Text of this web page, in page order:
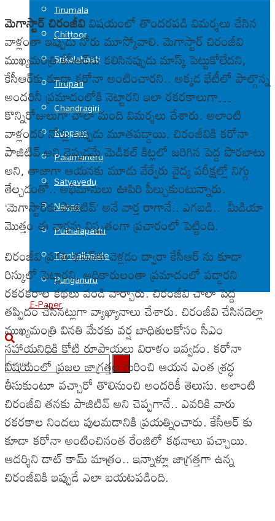
Tirumala
Chittoor
Srikalahasti
Tirupati
Chandragiri
Kuppam
Palamaneru
Satyavedu
Nagari
Puthalapattu
Tamballapalle
Punganuru
E-Paper
No Result
View All Result
మెగాస్టార్ చిరంజీవివిషయంలో తొందరపడి విమర్శలు చేసిన
వాళ్లంతా ఇప్పుడు నోరు మూస్కోవాలి. మెగాస్టార్ చిరంజీవి
ముఖ్యమంత్రి కేసీఆర్‌ను కలిసినప్పుడు మాస్క్ పెట్టుకోలేదని,
కేసీఆర్‌కు కూడా కరోనా అంటించారని.. అక్కడ భేటీలో పాల్గొన్న
అందరినీ ప్రమాదంలోకి నెట్టారని ఇలా రకరకాలుగా…
కొన్నిరోజులుగా చాలా మంది విమర్శలు చేశారు. అలాంటి
వాళ్లందరి నోర్లు ఇప్పుడు మూతపడ్డాయి. చిరంజీవికి కరోనా
పాజిటివ్ అని చెప్పడమే మెడికల్ కిట్లలో జరిగిన పెద్ద పొరబాటు
అని, తాజాగా ఆయనకు మూడు వేర్వేరు వైద్య పరీక్షల్లో నిగ్గు
తేల్చడంతో.. అభిమానులు ఊపిరి పీల్చుకుంటున్నారు.
‘మెగాస్టార్‌కు పాజిటివ్’ అనే వార్త రాగానే.. ఎగబడి.. మీడియా
మొత్తం ఈ వార్తను విస్తృతంగా ప్రచారంలో పెట్టింది.
చిరంజీవి ప్రగతి భవన్‌కు వెళ్లడం ద్వారా కేసీఆర్ ను కూడా
రిస్కులో పెట్టారని, అధికారులంతా ప్రమాదంలో పడ్డారని
రకరకరాల కథలు వండి వార్చారు. చిరంజీవి చాలా పెద్ద
తప్పిదం చేసినట్లుగా వ్యాఖ్యానాలు చేశారు. చిరంజీవి చేసినదెల్లా
ముఖ్యమంత్రి వినతి మేరకు వర్ష బాధితులకోసం సీఎం
సహాయనిధికి కోటి రూపాయలు విరాళం ఇవ్వడం. కరోనా
విషయంలో ప్రజల జాగ్రత్తల గురించి ఆయన ఎంత శ్రద్ధ
తీసుకుంటూ వచ్చారో తొలినుంచి అందరికీ తెలుసు. అలాంటి
చిరంజీవి తనకు పాజిటివ్ అని చెప్పగానే.. ఎవరికి వారు
రకరకాల నిందలు పులమడానికి ప్రయత్నించారు. కేసీఆర్ కు
కూడా కరోనా అంటించినంత రేంజిలో కథనాలు వచ్చాయి.
ఆదర్శిని డాట్ కామ్ మాత్రం.. ఇన్నాళ్లూ జాగ్రత్తగా ఉన్న
చిరంజీవికి ఇప్పుడే ఎలా బయటపడింది.